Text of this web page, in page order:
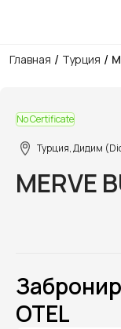
Главная / Турция /
No Certificate
Турция, Дидим
MERVE
OTEL